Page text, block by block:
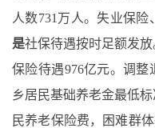
人数731 万人。失业保险
是社保待遇按时足额发
保险待遇976亿元。调整
乡居民基础养老金最低
民养老保险费，困难群